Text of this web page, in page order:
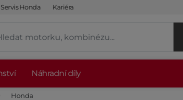
Servis Honda Kariéra
Náhradní díly
Honda